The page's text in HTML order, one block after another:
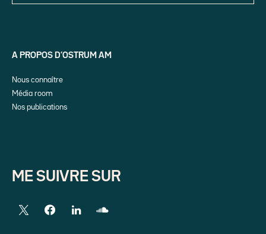
A PROPOS D’OSTRUM AM
Nous connaître
Média room
Nos publications
ME SUIVRE SUR